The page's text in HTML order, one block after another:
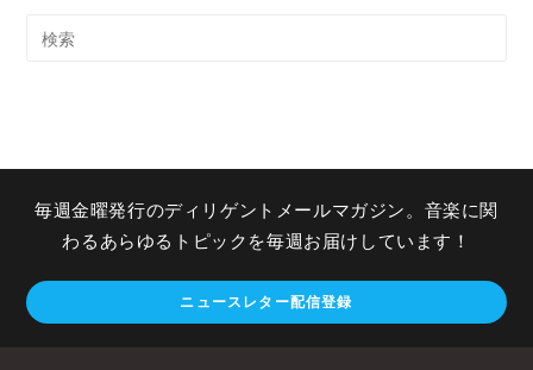
毎週金曜発行のディリゲントメールマガジン。音楽に関
わるあらゆるトピックを毎週お届けしています！
ニュースレター配信登録